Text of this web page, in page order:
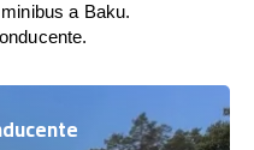
a Baku.